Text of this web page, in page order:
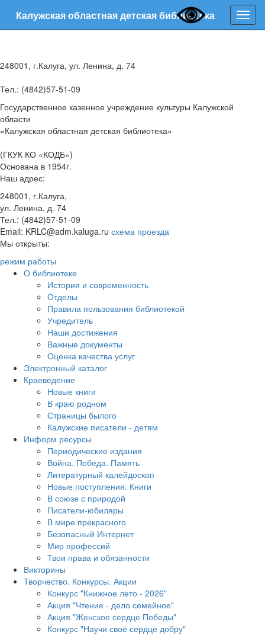
Калужская областная детская библиотека
248001, г.Калуга, ул. Ленина, д. 74
Тел.: (4842)57-51-09
Государственное казенное учреждение культуры Калужской
области
«Калужская областная детская библиотека»
(ГКУК КО «КОДБ»)
Основана в 1954г.
Наш адрес:
248001, г.Калуга,
ул. Ленина, д. 74
Тел.: (4842)57-51-09
Email: KRLC@adm.kaluga.ru схема проезда
Мы открыты:
режим работы
О библиотеке
История и современность
Отделы
Правила пользования библиотекой
Учредитель
Наши достижения
Важные документы
Оценка качества услуг
Электронный каталог
Краеведение
Новые книги
В краю родном
Страницы былого
Калужские писатели - детям
Информ ресурсы
Периодические издания
Война. Победа. Память
Литературный калейдоскоп
Новые поступления. Книги
В союзе с природой
Писатели-юбиляры
В мире прекрасного
Безопасный Интернет
Мир профессий
Твои права и обязанности
Викторины
Творчество. Конкурсы. Акции
Конкурс "Книжное лето - 2026"
Акция "Чтение - дело семейное"
Акция "Женское сердце Победы"
Конкурс "Научи своё сердце добру"